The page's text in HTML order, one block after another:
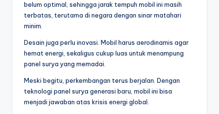
belum optimal, sehingga jarak tempuh mobil ini masih
terbatas, terutama di negara dengan sinar matahari
minim.
Desain juga perlu inovasi. Mobil harus aerodinamis agar
hemat energi, sekaligus cukup luas untuk menampung
panel surya yang memadai.
Meski begitu, perkembangan terus berjalan. Dengan
teknologi panel surya generasi baru, mobil ini bisa
menjadi jawaban atas krisis energi global.